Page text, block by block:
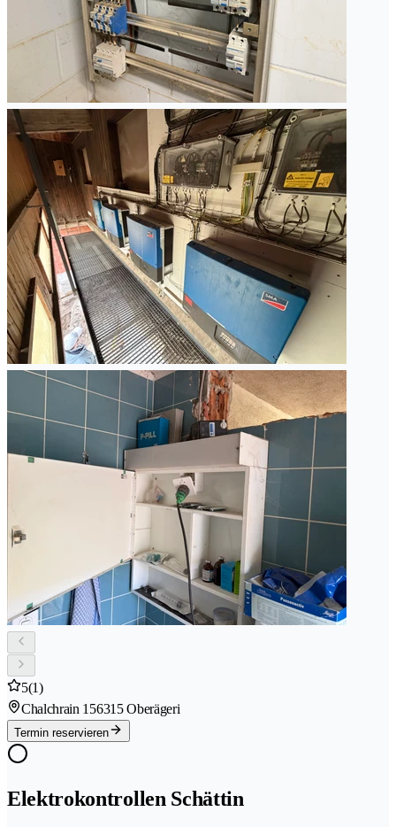
5(1)
Chalchrain 156315 Oberägeri
Termin reservieren
Elektrokontrollen Schättin